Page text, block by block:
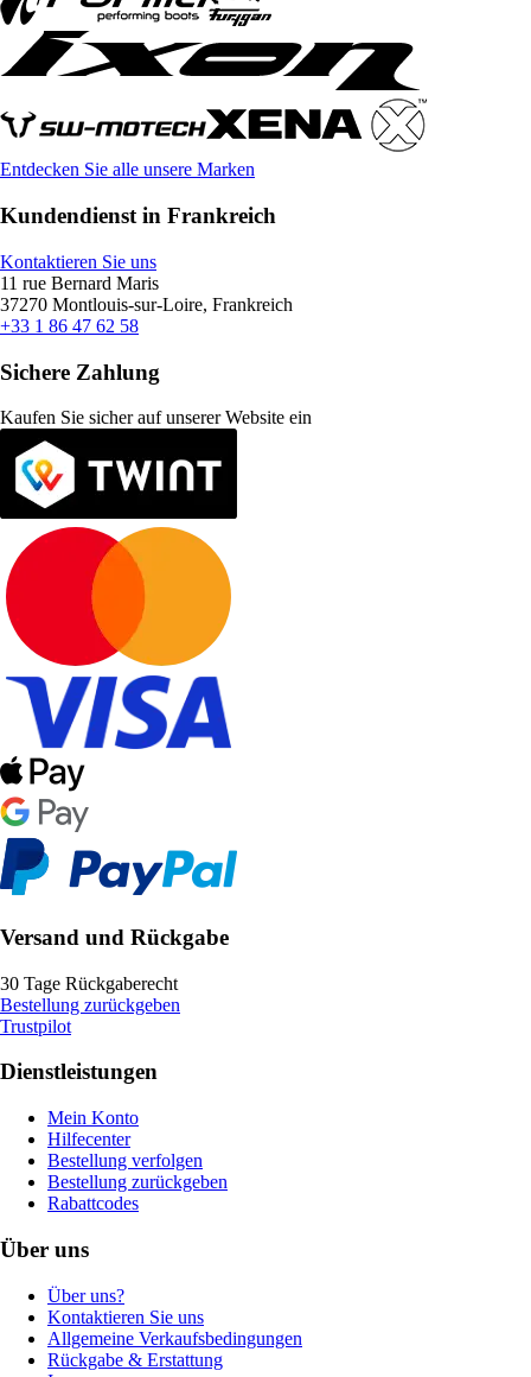
Entdecken Sie alle unsere Marken
Kundendienst in Frankreich
Kontaktieren Sie uns
11 rue Bernard Maris
37270 Montlouis-sur-Loire, Frankreich
+33 1 86 47 62 58
Sichere Zahlung
Kaufen Sie sicher auf unserer Website ein
Versand und Rückgabe
30 Tage Rückgaberecht
Bestellung zurückgeben
Trustpilot
Dienstleistungen
Mein Konto
Hilfecenter
Bestellung verfolgen
Bestellung zurückgeben
Rabattcodes
Über uns
Über uns?
Kontaktieren Sie uns
Allgemeine Verkaufsbedingungen
Rückgabe & Erstattung